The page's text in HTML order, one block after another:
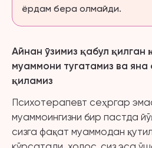
ёрдам бера олмайди.
Айнан ўзимиз қабул
муаммони тугатамиз ва яна
қиламиз
Психотерапевт сеҳргар
муаммоингизни бир пастда
сизга фақат муаммодан